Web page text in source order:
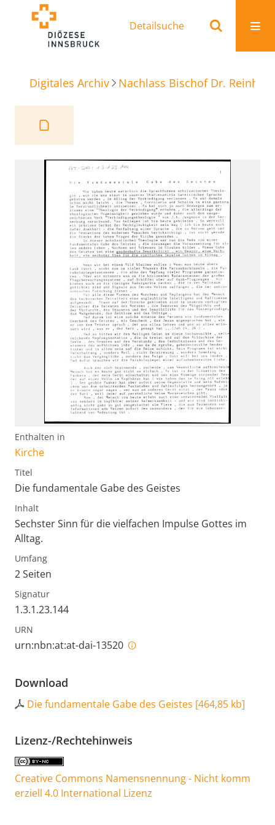
Detailsuche
Digitales Archiv Nachlass Bischof Dr.
Enthalten in
Kirche
Titel
Die fundamentale Gabe des Geistes
Inhalt
Sechster Sinn für die vielfachen Impulse Gottes im
Alltag.
Umfang
2 Seiten
Signatur
1.3.1.23.144
URN
urn:nbn:at:at-dai-13520
Download
Die fundamentale Gabe des Geistes [464,85 kb]
Lizenz-/Rechtehinweis
Creative Commons Namensnennung - Nicht komm
erziell 4.0 International Lizenz